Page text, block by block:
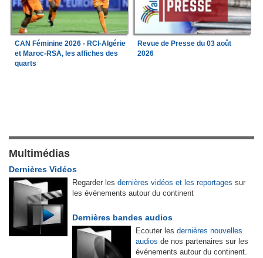
CAN Féminine 2026 - RCI-Algérie
et Maroc-RSA, les affiches des
quarts
Revue de Presse du 03 août
2026
Multimédias
Dernières Vidéos
Regarder les dernières vidéos et les reportages sur
les événements autour du continent
Dernières bandes audios
Ecouter les dernières nouvelles
audios de nos partenaires sur les
événements autour du continent.